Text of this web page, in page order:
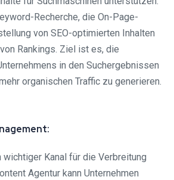
Recherche, die On-Page-
von SEO-optimierten Inhalten
Rankings. Ziel ist es, die
in den Suchergebnissen
organischen Traffic zu generieren.
Kanal für die Verbreitung
Agentur kann Unternehmen